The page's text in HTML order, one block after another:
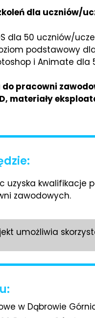
dla uczniów/
dla 50 uczniów/
podstawowy
i Animate
do pracowni
materiały
uzyska kwalifikacje
zawodowych.
umożliwia
w Dąbrowie